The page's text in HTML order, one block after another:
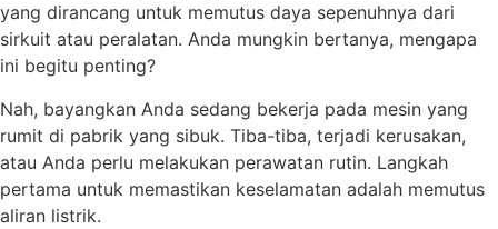
yang dirancang untuk memutus daya sepenuhnya dari
sirkuit atau peralatan. Anda mungkin bertanya, mengapa
ini begitu penting?
Nah, bayangkan Anda sedang bekerja pada mesin yang
rumit di pabrik yang sibuk. Tiba-tiba, terjadi kerusakan,
atau Anda perlu melakukan perawatan rutin. Langkah
pertama untuk memastikan keselamatan adalah memutus
aliran listrik.